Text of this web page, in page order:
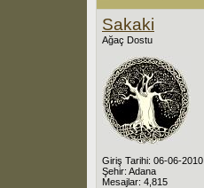
Sakaki
Ağaç Dostu
Giriş Tarihi: 06-06-2010
Şehir: Adana
Mesajlar: 4,815